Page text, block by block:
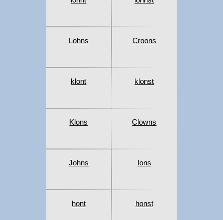
Lohns Croons
klont klonst
Klons Clowns
Johns Ions
hont honst